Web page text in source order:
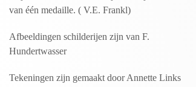
van één medaille. ( V.E. Frankl)
Afbeeldingen schilderijen zijn van F.
Hundertwasser
Tekeningen zijn gemaakt door Annette Links